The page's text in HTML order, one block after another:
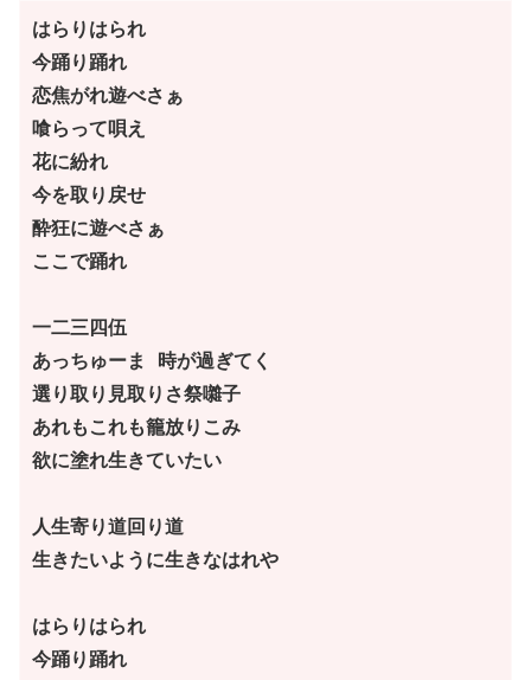
はらりはられ
今踊り踊れ
恋焦がれ遊べさぁ
喰らって唄え
花に紛れ
今を取り戻せ
酔狂に遊べさぁ
ここで踊れ
一二三四伍
あっちゅーま 時が過ぎてく
選り取り見取りさ祭囃子
あれもこれも籠放りこみ
欲に塗れ生きていたい
人生寄り道回り道
生きたいように生きなはれや
はらりはられ
今踊り踊れ